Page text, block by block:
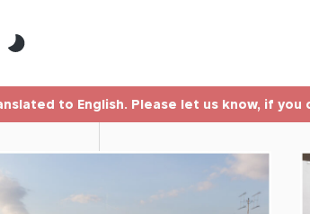
to English. Please let us know, if